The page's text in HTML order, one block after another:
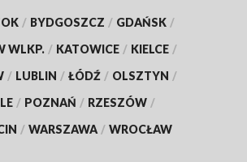
/ BYDGOSZCZ / GDAŃSK /
WLKP. / KATOWICE / KIELCE /
/ LUBLIN / ŁÓDŹ / OLSZTYN /
/ POZNAŃ / RZESZÓW /
/ WARSZAWA / WROCŁAW